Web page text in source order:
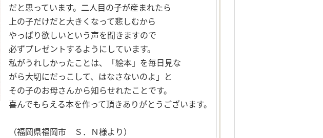
だと思っています。二人目の子が産まれたら
上の子だけだと大きくなって悲しむから
やっぱり欲しいという声を聞きますので
必ずプレゼントするようにしています。
私がうれしかったことは、「絵本」を毎日見な
がら大切にだっこして、はなさないのよ」と
その子のお母さんから知らせれたことです。
喜んでもらえる本を作って頂きありがとうございます。
（福岡県福岡市 Ｓ．Ｎ様より）